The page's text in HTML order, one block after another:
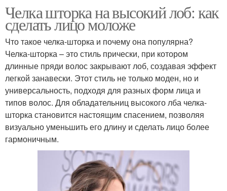
Челка шторка на высокий лоб: как
сделать лицо моложе
Что такое челка-шторка и почему она популярна?
Челка-шторка – это стиль прически, при котором
длинные пряди волос закрывают лоб, создавая эффект
легкой занавески. Этот стиль не только моден, но и
универсальность, подходя для разных форм лица и
типов волос. Для обладательниц высокого лба челка-
шторка становится настоящим спасением, позволяя
визуально уменьшить его длину и сделать лицо более
гармоничным.